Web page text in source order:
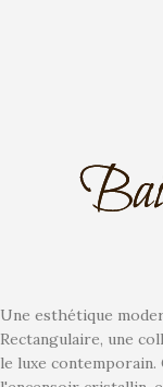
Une esthétique
Rectangulaire, une
le luxe contemporain.